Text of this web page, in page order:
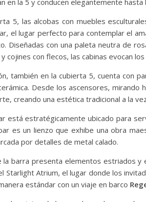
en la 5 y conducen elegantemente hasta
5, las alcobas con muebles
el lugar perfecto para contemplar el
Diseñadas con una paleta neutra de
cojines con flecos, las cabinas evocan
también en la cubierta 5, cuenta con
Desde los ascensores, mirando
creando una estética tradicional a la
está estratégicamente ubicado para
es un lienzo que exhibe una obra
por detalles de metal calado.
la barra presenta elementos estriados y
Starlight Atrium, el lugar donde los
estándar con un viaje en barco